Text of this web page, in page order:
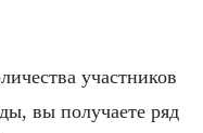
участников
вы получаете ряд